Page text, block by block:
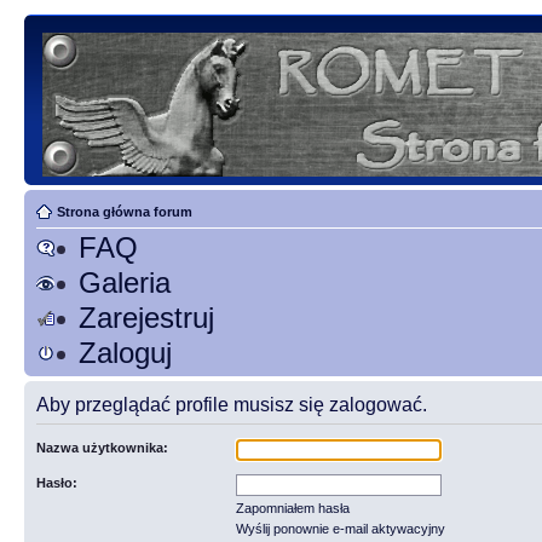
Strona główna forum
FAQ
Galeria
Zarejestruj
Zaloguj
Aby przeglądać profile musisz się zalogować.
Nazwa użytkownika:
Hasło:
Zapomniałem hasła
Wyślij ponownie e-mail aktywacyjny